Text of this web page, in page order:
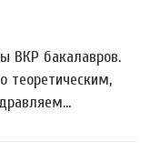
ВКР бакалавров.
теоретическим,